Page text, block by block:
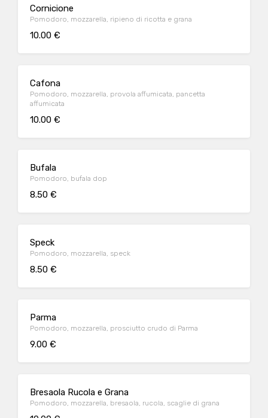
Cornicione
Pomodoro, mozzarella, ripieno di ricotta e grana
10.00 €
Cafona
Pomodoro, mozzarella, provola affumicata, pancetta
affumicata
10.00 €
Bufala
Pomodoro, bufala dop
8.50 €
Speck
Pomodoro, mozzarella, speck
8.50 €
Parma
Pomodoro, mozzarella, prosciutto crudo di Parma
9.00 €
Bresaola Rucola e Grana
Pomodoro, mozzarella, bresaola, rucola, scaglie di grana